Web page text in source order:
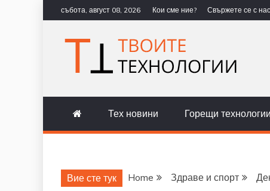
to
content
събота, август 08, 2026 Кои сме ние? Свържете се с
ТВОИТЕ
Тех новини Горещи технологии
Вие сте тук Home Здраве и спорт